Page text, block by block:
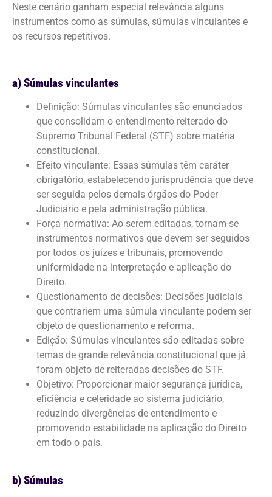
Neste cenário ganham especial relevância alguns
instrumentos como as súmulas, súmulas vinculantes e
os recursos repetitivos.
a) Súmulas vinculantes
Definição: Súmulas vinculantes são enunciados
que consolidam o entendimento reiterado do
Supremo Tribunal Federal (STF) sobre matéria
constitucional.
Efeito vinculante: Essas súmulas têm caráter
obrigatório, estabelecendo jurisprudência que deve
ser seguida pelos demais órgãos do Poder
Judiciário e pela administração pública.
Força normativa: Ao serem editadas, tornam-se
instrumentos normativos que devem ser seguidos
por todos os juízes e tribunais, promovendo
uniformidade na interpretação e aplicação do
Direito.
Questionamento de decisões: Decisões judiciais
que contrariem uma súmula vinculante podem ser
objeto de questionamento e reforma.
Edição: Súmulas vinculantes são editadas sobre
temas de grande relevância constitucional que já
foram objeto de reiteradas decisões do STF.
Objetivo: Proporcionar maior segurança jurídica,
eficiência e celeridade ao sistema judiciário,
reduzindo divergências de entendimento e
promovendo estabilidade na aplicação do Direito
em todo o país.
b) Súmulas